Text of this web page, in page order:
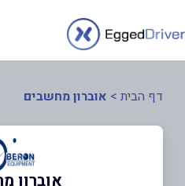
דף הבית > אוברון מחשבים
אוברון